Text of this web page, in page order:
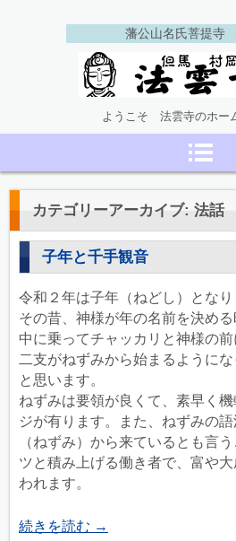
但馬村岡 法雲寺
藩公山名氏菩提寺
ようこそ 法雲寺のホー
カテゴリーアーカイブ: 法話
子年と千手観音
令和２年は子年（ねどし）となり
その昔、神様が年の名前を決め
中に乗ってチャッカリと神様の
二支がねずみから始まるように
と思います。
ねずみは要領が良くて、素早く
ジが有ります。また、ねずみの語
（ねずみ）から来ているとも言
ツと積み上げる働き者で、富や
われます。
続きを読む →